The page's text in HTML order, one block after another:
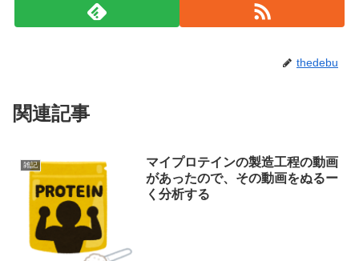
thedebu
関連記事
雑記
マイプロテインの製造工程の動画
があったので、その動画をぬるー
く分析する